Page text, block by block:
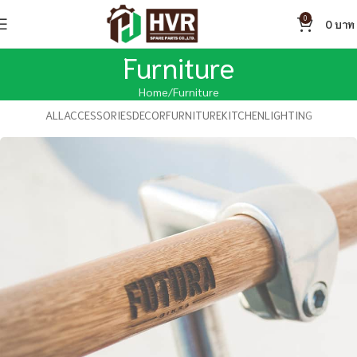
0 0
Furniture
Home Furniture
ALL ACCESSORIESDECORFURNITUREKITCHENLIGHTING